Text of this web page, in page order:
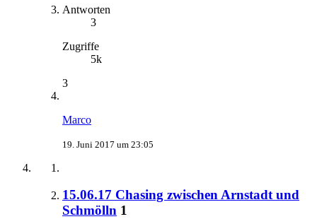
Antworten
3
Zugriffe
5k
3
Marco
19. Juni 2017 um 23:05
15.06.17 Chasing zwischen Arnstadt und
Schmölln 1